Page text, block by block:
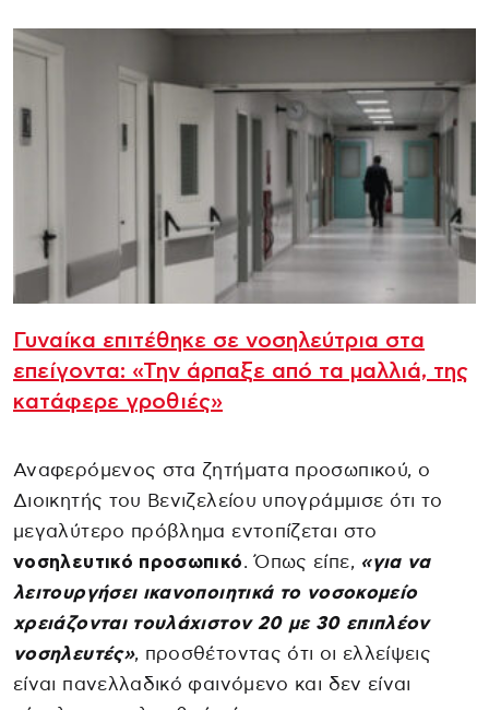
Γυναίκα επιτέθηκε σε νοσηλεύτρια στα
επείγοντα: «Την άρπαξε από τα μαλλιά, της
κατάφερε γροθιές»
Αναφερόμενος στα ζητήματα προσωπικού, ο
Διοικητής του Βενιζελείου υπογράμμισε ότι το
μεγαλύτερο πρόβλημα εντοπίζεται στο
νοσηλευτικό προσωπικό. Όπως είπε, «για να
λειτουργήσει ικανοποιητικά το νοσοκομείο
χρειάζονται τουλάχιστον 20 με 30 επιπλέον
νοσηλευτές», προσθέτοντας ότι οι ελλείψεις
είναι πανελλαδικό φαινόμενο και δεν είναι